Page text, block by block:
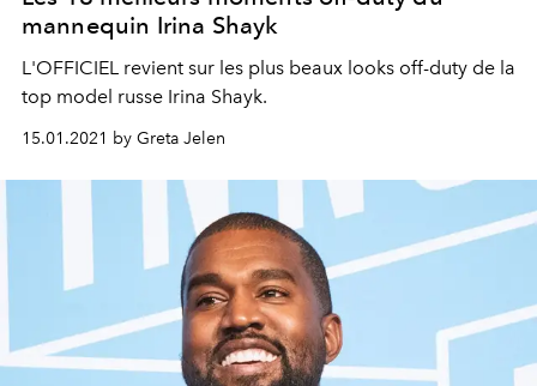
mannequin Irina Shayk
L'OFFICIEL revient sur les plus beaux looks off-duty de la
top model russe Irina Shayk.
15.01.2021 by Greta Jelen